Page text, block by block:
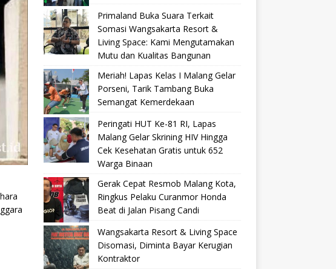
Primaland Buka Suara Terkait
Somasi Wangsakarta Resort &
Living Space: Kami Mengutamakan
Mutu dan Kualitas Bangunan
Meriah! Lapas Kelas I Malang Gelar
Porseni, Tarik Tambang Buka
Semangat Kemerdekaan
Peringati HUT Ke-81 RI, Lapas
Malang Gelar Skrining HIV Hingga
Cek Kesehatan Gratis untuk 652
Warga Binaan
Gerak Cepat Resmob Malang Kota,
Ringkus Pelaku Curanmor Honda
Beat di Jalan Pisang Candi
Wangsakarta Resort & Living Space
Disomasi, Diminta Bayar Kerugian
Kontraktor